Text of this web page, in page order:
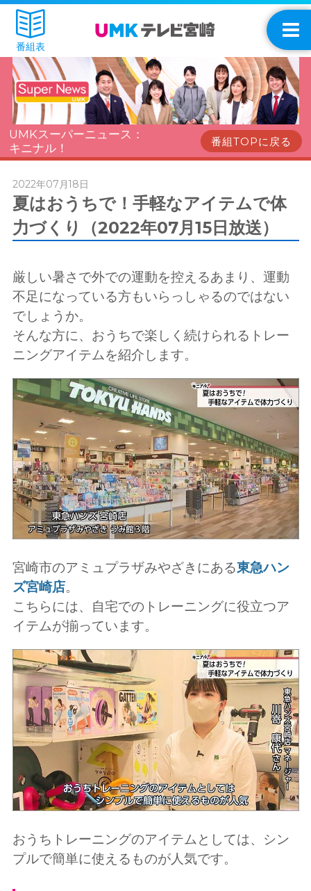
番組表
UMKスーパーニュース：
キニナル！
番組TOPに戻る
2022年07月18日
夏はおうちで！手軽なアイテムで体
力づくり（2022年07月15日放送）
厳しい暑さで外での運動を控えるあまり、運動
不足になっている方もいらっしゃるのではない
でしょうか。
そんな方に、おうちで楽しく続けられるトレー
ニングアイテムを紹介します。
宮崎市のアミュプラザみやざきにある東急ハン
ズ宮崎店。
こちらには、自宅でのトレーニングに役立つア
イテムが揃っています。
おうちトレーニングのアイテムとしては、シン
プルで簡単に使えるものが人気です。